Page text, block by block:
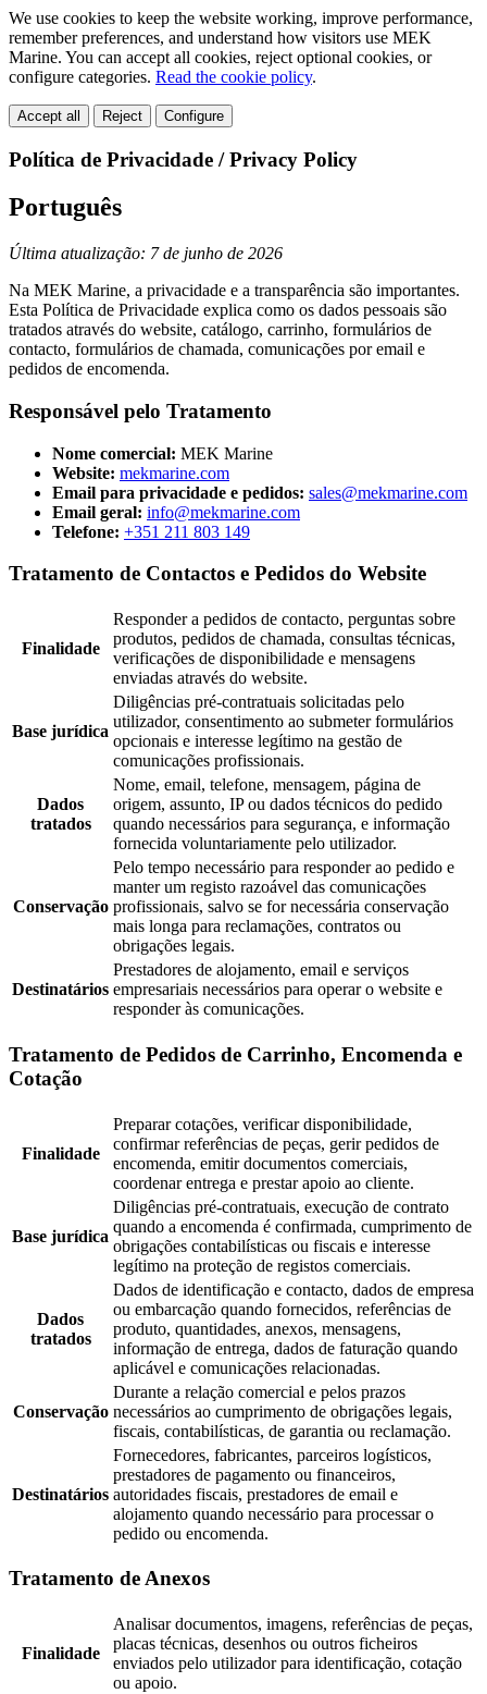
We use cookies to keep the website working, improve performance,
remember preferences, and understand how visitors use MEK
Marine. You can accept all cookies, reject optional cookies, or
configure categories. Read the cookie policy.
Accept all Reject Configure
Política de Privacidade / Privacy Policy
Português
Última atualização: 7 de junho de 2026
Na MEK Marine, a privacidade e a transparência são importantes.
Esta Política de Privacidade explica como os dados pessoais são
tratados através do website, catálogo, carrinho, formulários de
contacto, formulários de chamada, comunicações por email e
pedidos de encomenda.
Responsável pelo Tratamento
Nome comercial: MEK Marine
Website: mekmarine.com
Email para privacidade e pedidos: sales@mekmarine.com
Email geral: info@mekmarine.com
Telefone: +351 211 803 149
Tratamento de Contactos e Pedidos do Website
Finalidade
Responder a pedidos de contacto, perguntas sobre
produtos, pedidos de chamada, consultas técnicas,
verificações de disponibilidade e mensagens
enviadas através do website.
Base jurídica
Diligências pré-contratuais solicitadas pelo
utilizador, consentimento ao submeter formulários
opcionais e interesse legítimo na gestão de
comunicações profissionais.
Dados
tratados
Nome, email, telefone, mensagem, página de
origem, assunto, IP ou dados técnicos do pedido
quando necessários para segurança, e informação
fornecida voluntariamente pelo utilizador.
Conservação
Pelo tempo necessário para responder ao pedido e
manter um registo razoável das comunicações
profissionais, salvo se for necessária conservação
mais longa para reclamações, contratos ou
obrigações legais.
Destinatários
Prestadores de alojamento, email e serviços
empresariais necessários para operar o website e
responder às comunicações.
Tratamento de Pedidos de Carrinho, Encomenda e
Cotação
Finalidade
Preparar cotações, verificar disponibilidade,
confirmar referências de peças, gerir pedidos de
encomenda, emitir documentos comerciais,
coordenar entrega e prestar apoio ao cliente.
Base jurídica
Diligências pré-contratuais, execução de contrato
quando a encomenda é confirmada, cumprimento de
obrigações contabilísticas ou fiscais e interesse
legítimo na proteção de registos comerciais.
Dados
tratados
Dados de identificação e contacto, dados de empresa
ou embarcação quando fornecidos, referências de
produto, quantidades, anexos, mensagens,
informação de entrega, dados de faturação quando
aplicável e comunicações relacionadas.
Conservação
Durante a relação comercial e pelos prazos
necessários ao cumprimento de obrigações legais,
fiscais, contabilísticas, de garantia ou reclamação.
Destinatários
Fornecedores, fabricantes, parceiros logísticos,
prestadores de pagamento ou financeiros,
autoridades fiscais, prestadores de email e
alojamento quando necessário para processar o
pedido ou encomenda.
Tratamento de Anexos
Finalidade
Analisar documentos, imagens, referências de peças,
placas técnicas, desenhos ou outros ficheiros
enviados pelo utilizador para identificação, cotação
ou apoio.